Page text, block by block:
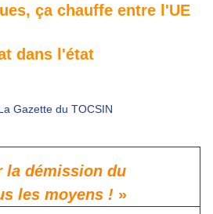
ça chauffe entre l'UE
dans l'état
la démission du
les moyens ! »